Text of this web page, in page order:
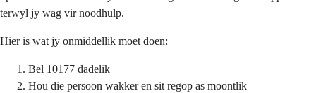
terwyl jy wag vir noodhulp.
Hier is wat jy onmiddellik moet doen:
Bel 10177 dadelik
Hou die persoon wakker en sit regop as moontlik